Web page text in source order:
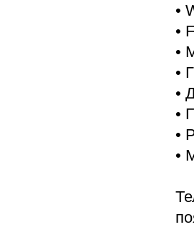
•
•
•
•
•
•
•
•